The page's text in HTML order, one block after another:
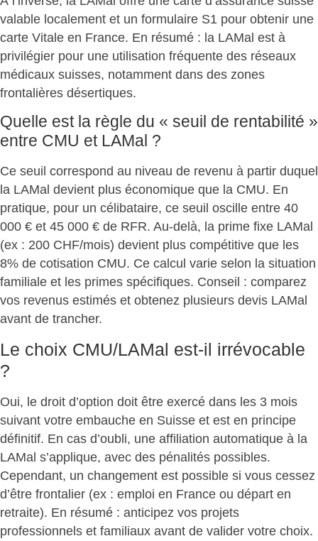
valable localement et un formulaire S1 pour obtenir une
carte Vitale en France. En résumé : la LAMal est à
privilégier pour une utilisation fréquente des réseaux
médicaux suisses, notamment dans des zones
frontalières désertiques.
Quelle est la règle du « seuil de rentabilité »
entre CMU et LAMal ?
Ce seuil correspond au niveau de revenu à partir duquel
la LAMal devient plus économique que la CMU. En
pratique, pour un célibataire, ce seuil oscille entre 40
000 € et 45 000 € de RFR. Au-delà, la prime fixe LAMal
(ex : 200 CHF/mois) devient plus compétitive que les
8% de cotisation CMU. Ce calcul varie selon la situation
familiale et les primes spécifiques. Conseil : comparez
vos revenus estimés et obtenez plusieurs devis LAMal
avant de trancher.
Le choix CMU/LAMal est-il irrévocable
?
Oui, le droit d’option doit être exercé dans les 3 mois
suivant votre embauche en Suisse et est en principe
définitif. En cas d’oubli, une affiliation automatique à la
LAMal s’applique, avec des pénalités possibles.
Cependant, un changement est possible si vous cessez
d’être frontalier (ex : emploi en France ou départ en
retraite). En résumé : anticipez vos projets
professionnels et familiaux avant de valider votre choix.